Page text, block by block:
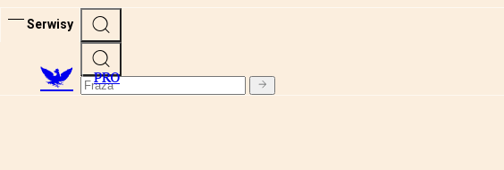
Serwisy
PRO